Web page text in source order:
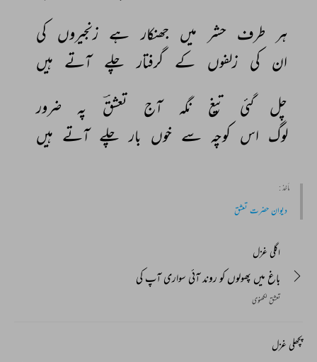
ہر
طرف حشر میں جھنکار ہے زنجیروں کی
ان کی زلفوں کے گرفتار چلے آتے ہیں
چل
گئی تیغ نگہ آج تعشقؔ پہ
ضرور
لوگ اس کوچہ سے خوں بار چلے آتے ہیں
مأخذ :
دیوان حضرت تعشق
اگلی غزل
باغ میں پھولوں کو روند آئی سواری آپ کی
تعشق لکھنوی
پچھلی غزل